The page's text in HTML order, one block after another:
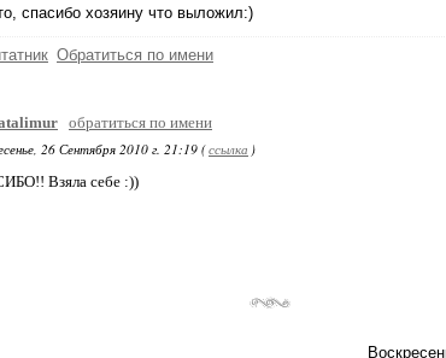
спасибо хозяину что выложил:)
Обратиться по имени
обратиться по имени
26 Сентября 2010 г. 21:19 (ссылка )
Взяла себе :))